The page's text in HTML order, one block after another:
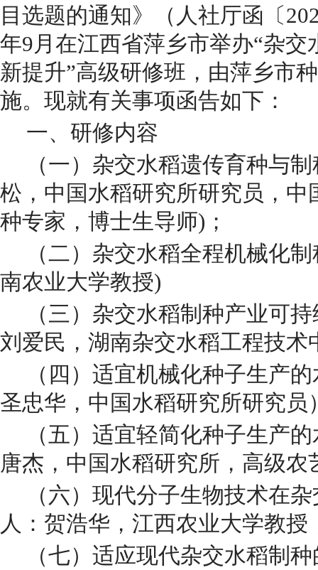
目选题的通知》
（人社厅函〔
年9月在江西省萍乡市举办“杂交
新提升”高级研修班，由萍乡市
施。现就有关事项函告如下：
一、研修内容
（一）杂交水稻遗传育种与
松，中国水稻研究所研究员，
种专家，博士生导师)；
（二）杂交水稻全程机械化
南农业大学教授)
（三）杂交水稻制种产业可
刘爱民，湖南杂交水稻工程技术
（四）​适宜机械化种子生产
圣忠华，中国水稻研究所研究员
（五）适宜轻简化种子生产
唐杰，中国水稻研究所，高级农
（六）现代分子生物技术在
人：贺浩华，江西农业大学教授
（七）适应现代杂交水稻制